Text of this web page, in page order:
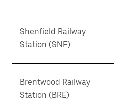
Shenfield Railway
Station (SNF)
Brentwood Railway
Station (BRE)